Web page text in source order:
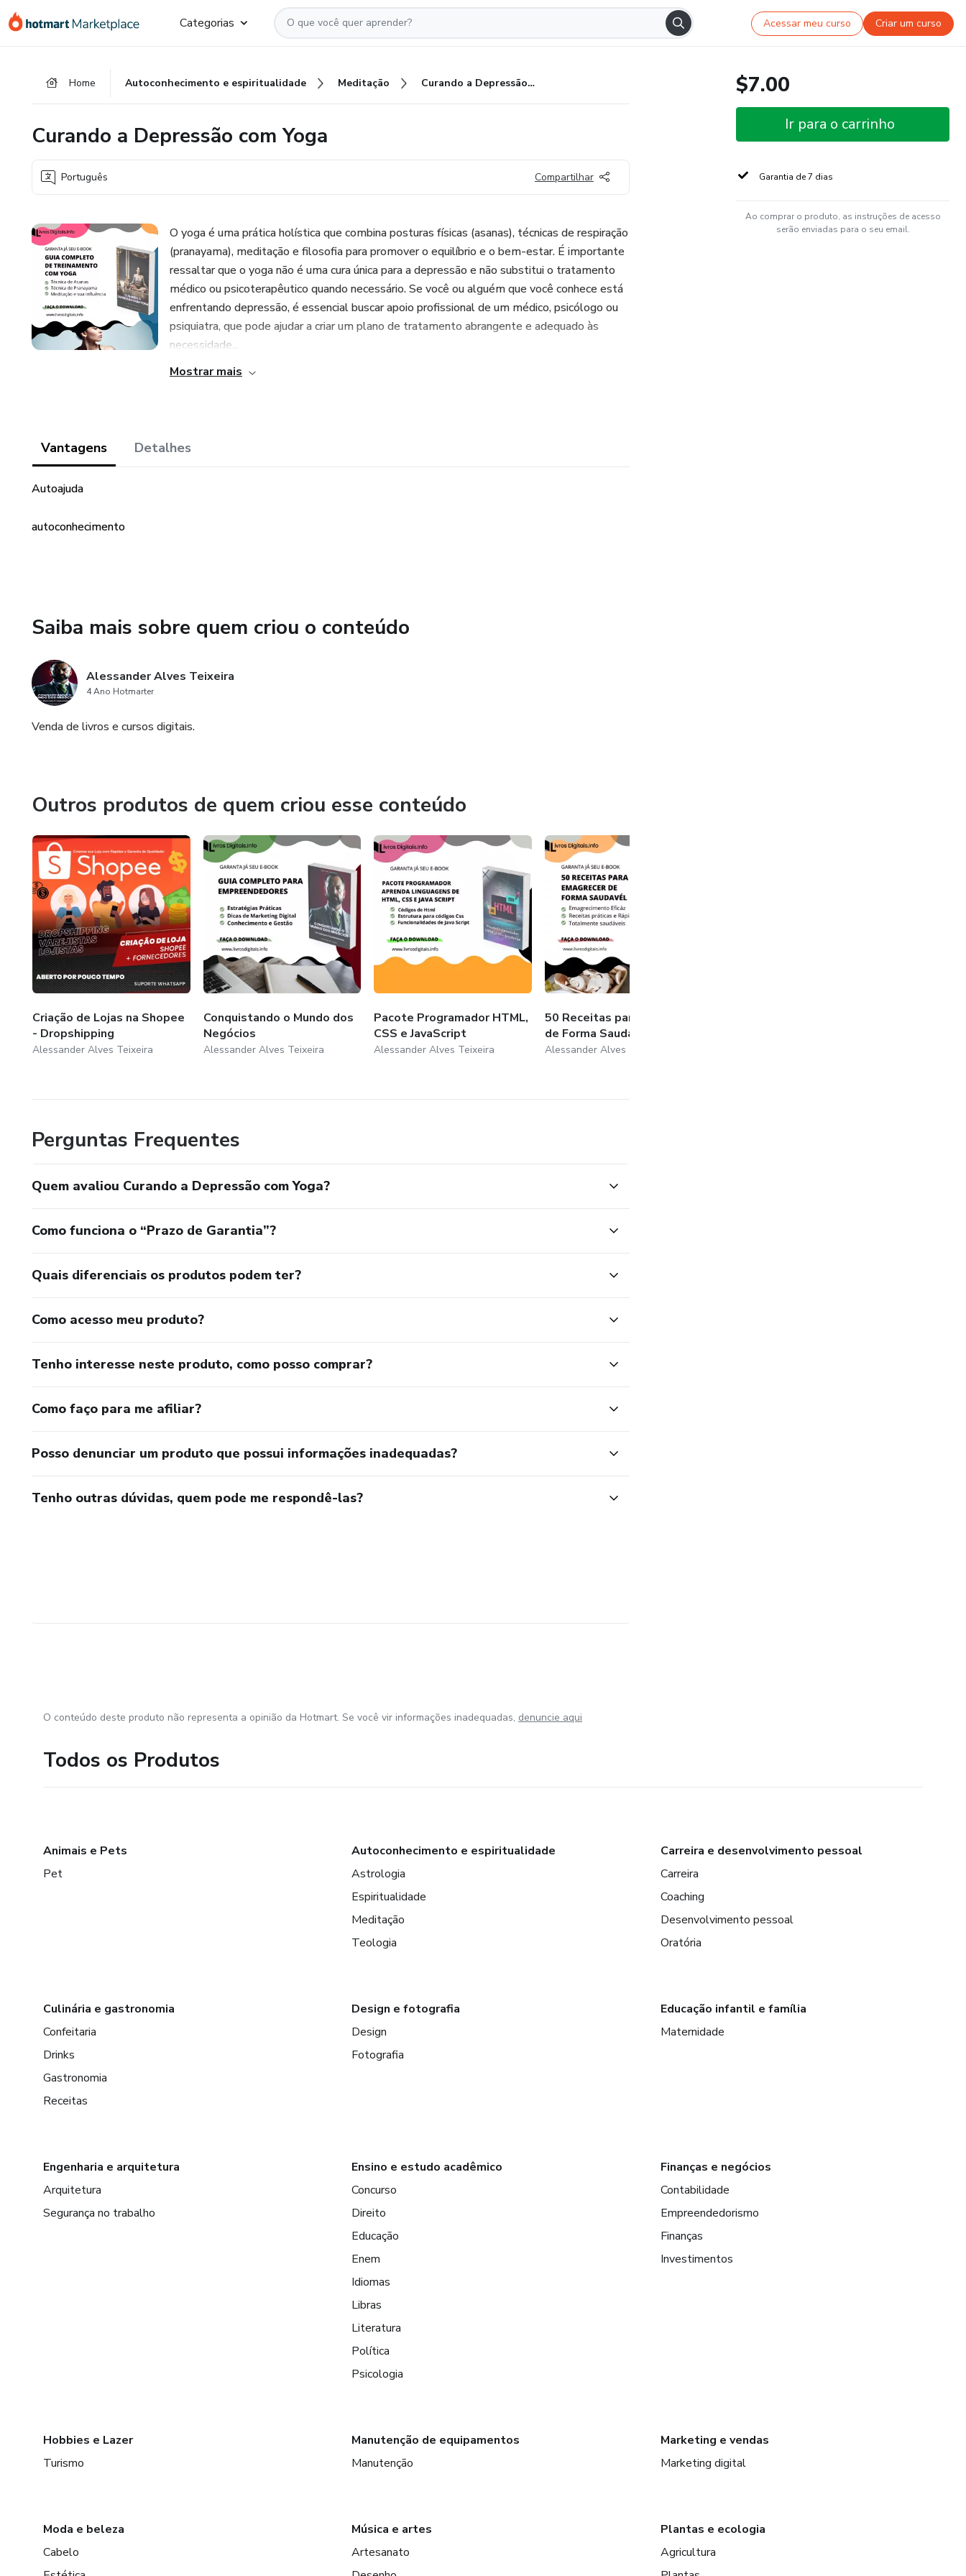
para
para
para
Categorias Acessar meu curso Criar um curso
Home Autoconhecimento e espiritualidade Meditação Curando a Depressão com Yoga
Curando a Depressão com Yoga
Português Compartilhar
O yoga é uma prática holística que combina posturas físicas (asanas), técnicas de respiração
(pranayama), meditação e filosofia para promover o equilíbrio e o bem-estar. É importante
ressaltar que o yoga não é uma cura única para a depressão e não substitui o tratamento
médico ou psicoterapêutico quando necessário. Se você ou alguém que você conhece está
enfrentando depressão, é essencial buscar apoio profissional de um médico, psicólogo ou
psiquiatra, que pode ajudar a criar um plano de tratamento abrangente e adequado às
necessidade...
Mostrar mais
Vantagens Detalhes
Autoajuda
autoconhecimento
Saiba mais sobre quem criou o conteúdo
Alessander Alves Teixeira
4 Ano Hotmarter
Venda de livros e cursos digitais.
Outros produtos de quem criou esse conteúdo
Criação de Lojas na Shopee
- Dropshipping
Alessander Alves Teixeira
Conquistando o Mundo dos
Negócios
Alessander Alves Teixeira
Pacote Programador HTML,
CSS e JavaScript
Alessander Alves Teixeira
50 Receitas para Emagrecer
de Forma Saudável e Eficaz
Alessander Alves Teixeira
Perguntas Frequentes
Quem avaliou Curando a Depressão com Yoga?
Como funciona o “Prazo de Garantia”?
Quais diferenciais os produtos podem ter?
Como acesso meu produto?
Tenho interesse neste produto, como posso comprar?
Como faço para me afiliar?
Posso denunciar um produto que possui informações inadequadas?
Tenho outras dúvidas, quem pode me respondê-las?
$7.00
Ir para o carrinho
Garantia de 7 dias
Ao comprar o produto, as instruções de acesso
serão enviadas para o seu email.
O conteúdo deste produto não representa a opinião da Hotmart. Se você vir informações inadequadas, denuncie aqui
Todos os Produtos
Animais e Pets
Pet
Autoconhecimento e espiritualidade
Astrologia
Espiritualidade
Meditação
Teologia
Carreira e desenvolvimento pessoal
Carreira
Coaching
Desenvolvimento pessoal
Oratória
Culinária e gastronomia
Confeitaria
Drinks
Gastronomia
Receitas
Design e fotografia
Design
Fotografia
Educação infantil e família
Maternidade
Engenharia e arquitetura
Arquitetura
Segurança no trabalho
Ensino e estudo acadêmico
Concurso
Direito
Educação
Enem
Idiomas
Libras
Literatura
Política
Psicologia
Finanças e negócios
Contabilidade
Empreendedorismo
Finanças
Investimentos
Hobbies e Lazer
Turismo
Manutenção de equipamentos
Manutenção
Marketing e vendas
Marketing digital
Moda e beleza
Cabelo
Música e artes
Artesanato
Plantas e ecologia
Agricultura